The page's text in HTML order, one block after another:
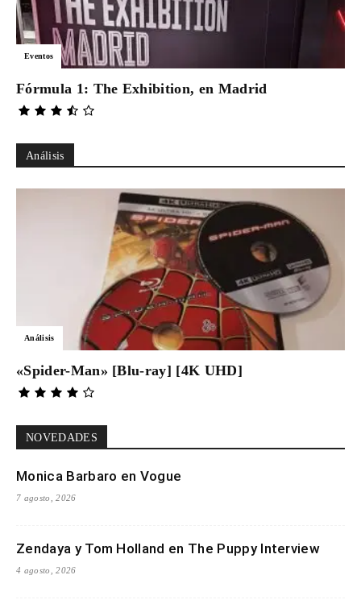
Eventos
Fórmula 1: The Exhibition, en Madrid
Análisis
Análisis
«Spider-Man» [Blu-ray] [4K UHD]
NOVEDADES
Monica Barbaro en Vogue
7 agosto, 2026
Zendaya y Tom Holland en The Puppy Interview
4 agosto, 2026